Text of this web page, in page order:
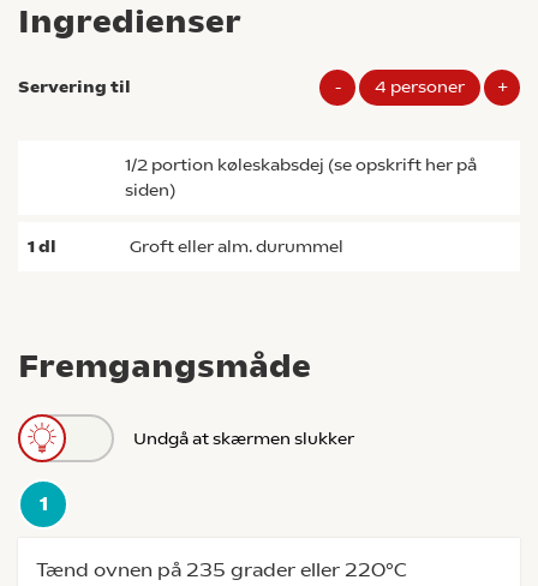
Fremgangsmåde
Undgå at skærmen slukker
Tænd ovnen på 235 grader eller 220°C
Ingredienser
Servering til - 4 personer +
1/2 portion køleskabsdej (se opskrift her på
siden)
1dl groft eller alm. durummel